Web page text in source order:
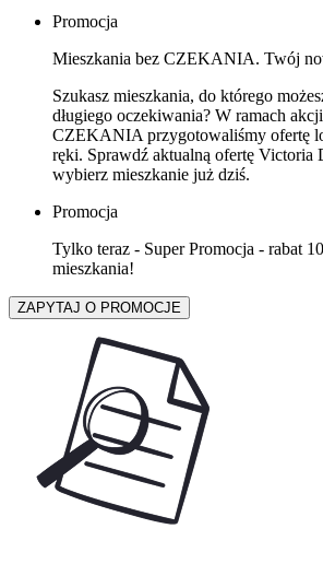
Promocja
Mieszkania bez CZEKANIA. Twój
Szukasz mieszkania, do którego
długiego oczekiwania? W ramach
CZEKANIA przygotowaliśmy ofertę
ręki. Sprawdź aktualną ofertę Victoria
wybierz mieszkanie już dziś.
Promocja
Tylko teraz - Super Promocja - rabat
mieszkania!
ZAPYTAJ O PROMOCJE